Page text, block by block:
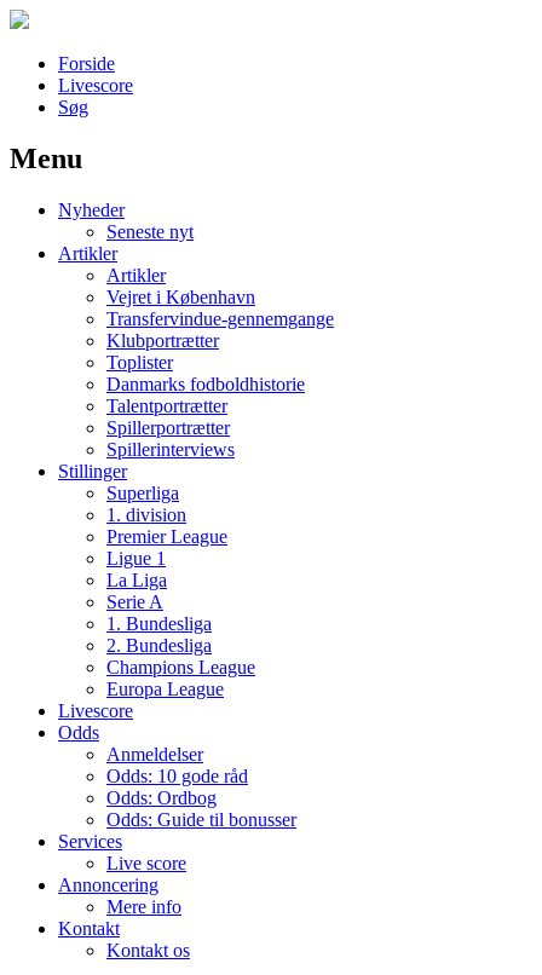
Forside
Livescore
Søg
Наши партнеры
лучшие займы
Menu
Nyheder
Seneste nyt
Artikler
Artikler
Vejret i København
Transfervindue-gennemgange
Klubportrætter
Toplister
Danmarks fodboldhistorie
Talentportrætter
Spillerportrætter
Spillerinterviews
Stillinger
Superliga
1. division
Premier League
Ligue 1
La Liga
Serie A
1. Bundesliga
2. Bundesliga
Champions League
Europa League
Livescore
Odds
Anmeldelser
Odds: 10 gode råd
Odds: Ordbog
Odds: Guide til bonusser
Services
Live score
Annoncering
Mere info
Kontakt
Kontakt os